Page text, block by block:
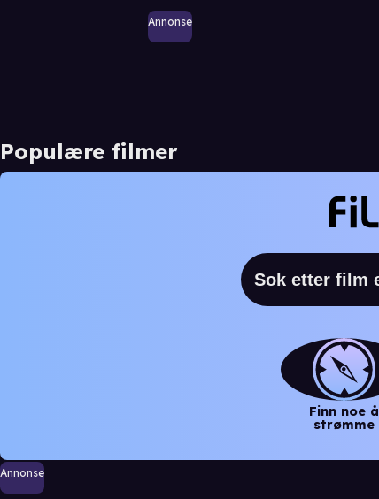
Annonse
Populære filmer
Finn noe å
strømme
Annonse